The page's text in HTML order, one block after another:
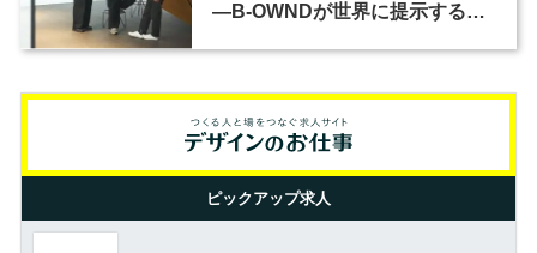
―B-OWNDが世界に提示する美
ピックアップ求人